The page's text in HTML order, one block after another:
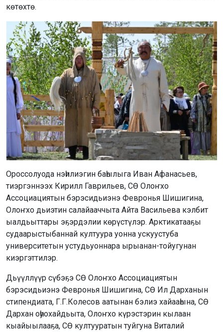
көтөхтө.
Ороссолуода нэһилиэгин баһылыга Иван Афанасьев,
тиэргэннээх Кирилл Гаврильев, СӨ Олоҥхо
Ассоциациятын бэрэсидьиэнэ Февронья Шишигина,
Олоҥхо дьиэтин салайааччыта Айта Васильева кэлбит
ыалдьыттары эҕэрдэлии көрүстүлэр. Арктикатааҕы
судаарыстыбаннай култуура уонна ускуустуба
университетын устудьуоннара ырыанан-тойугунан
киэргэттилэр.
Дьүүллүүр сүбэҕэ СӨ Олоҥхо Ассоциациятын
бэрэсидьиэнэ Февронья Шишигина, СӨ Ил Дарханын
стипендиата, Г.Г.Колесов аатынан бэлиэ хайааһына, СӨ
Дархан оһуохайдьыта, Олоҥхо күрэстэрин кылаан
кыайыылааҕа, СӨ култууратын туйгуна Виталий